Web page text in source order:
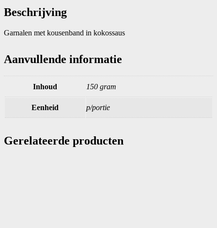
Beschrijving
Garnalen met kousenband in kokossaus
Aanvullende informatie
Inhoud 150 gram
Eenheid p/portie
Gerelateerde producten